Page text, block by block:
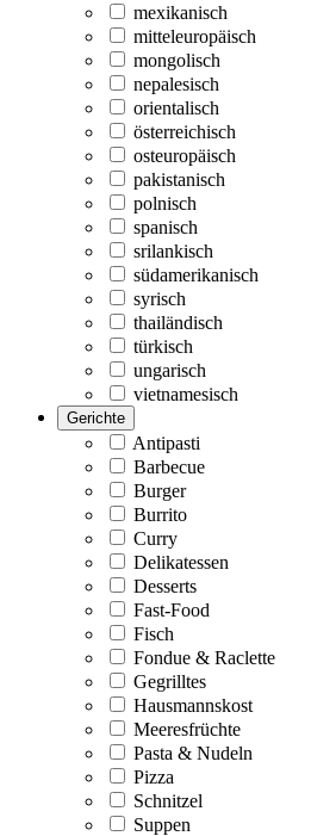
mexikanisch
mitteleuropäisch
mongolisch
nepalesisch
orientalisch
österreichisch
osteuropäisch
pakistanisch
polnisch
spanisch
srilankisch
südamerikanisch
syrisch
thailändisch
türkisch
ungarisch
vietnamesisch
Gerichte
Antipasti
Barbecue
Burger
Burrito
Curry
Delikatessen
Desserts
Fast-Food
Fisch
Fondue & Raclette
Gegrilltes
Hausmannskost
Meeresfrüchte
Pasta & Nudeln
Pizza
Schnitzel
Suppen